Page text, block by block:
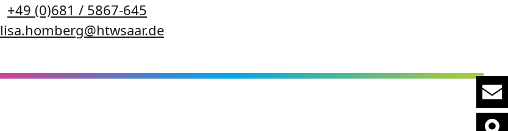
+49 (0)681 / 5867-645
lisa.homberg@htwsaar.de